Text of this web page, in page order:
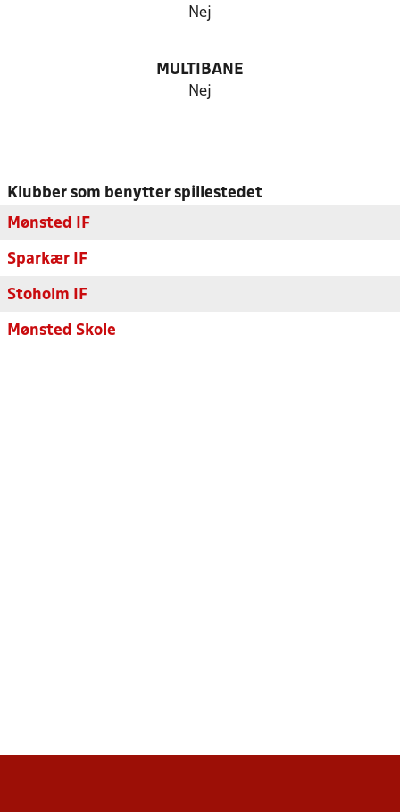
Nej
MULTIBANE
Nej
Klubber som benytter spillestedet
Mønsted IF
Sparkær IF
Stoholm IF
Mønsted Skole